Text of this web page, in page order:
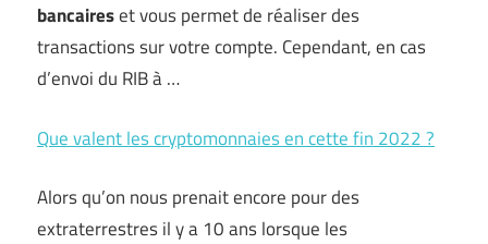
bancaireset vous permet de réaliser des
transactions sur votre compte. Cependant, en cas
d’envoi du RIB à …
Que valent les cryptomonnaies en cette fin 2022 ?
Alors qu’on nous prenait encore pour des
extraterrestres il y a 10 ans lorsque les